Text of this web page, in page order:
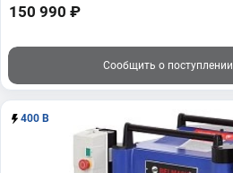
150 990 ₽
Сообщить о поступлении
400 В